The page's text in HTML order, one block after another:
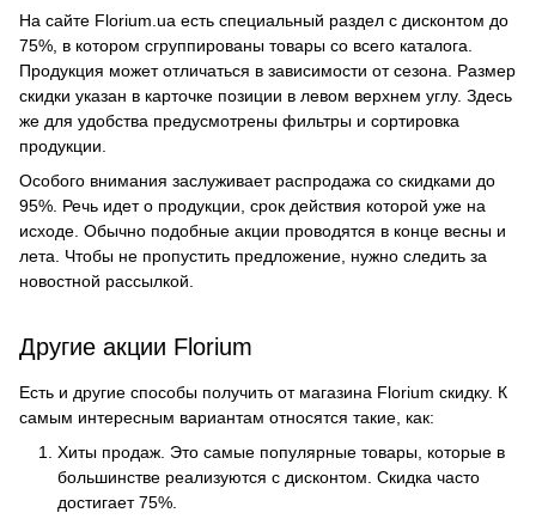
На сайте Florium.ua есть специальный раздел с дисконтом до
75%, в котором сгруппированы товары со всего каталога.
Продукция может отличаться в зависимости от сезона. Размер
скидки указан в карточке позиции в левом верхнем углу. Здесь
же для удобства предусмотрены фильтры и сортировка
продукции.
Особого внимания заслуживает распродажа со скидками до
95%. Речь идет о продукции, срок действия которой уже на
исходе. Обычно подобные акции проводятся в конце весны и
лета. Чтобы не пропустить предложение, нужно следить за
новостной рассылкой.
Другие акции Florium
Есть и другие способы получить от магазина Florium скидку. К
самым интересным вариантам относятся такие, как:
Хиты продаж. Это самые популярные товары, которые в
большинстве реализуются с дисконтом. Скидка часто
достигает 75%.